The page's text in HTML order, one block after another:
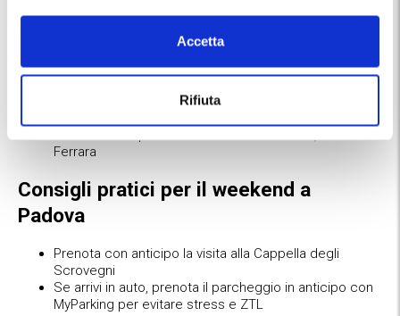
Accetta
Rifiuta
A piedi: il centro storico di Padova è compatto e
: comoda per raggiungere Colli Euganei e Ville
Ferrara
Consigli pratici per il weekend a
Padova
Prenota con anticipo la visita alla Cappella degli
Scrovegni
Se arrivi in auto, prenota il parcheggio in anticipo con
MyParking per evitare stress e ZTL